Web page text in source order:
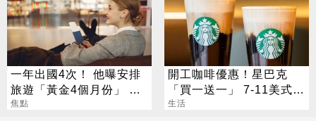
一年出國4次！ 他曝安排
旅遊「黃金4個月份」 卡
對整年活在期待中
焦點
開工咖啡優惠！星巴克
「買一送一」 7-11美式買
7送7
生活